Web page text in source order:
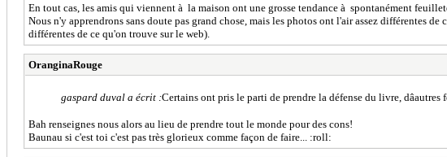
En tout cas, les amis qui viennent à la maison ont une grosse tendance à spontanément
Nous n'y apprendrons sans doute pas grand chose, mais les photos ont l'air assez différentes
différentes de ce qu'on trouve sur le web).
OranginaRouge
gaspard duval a écrit :Certains ont pris le parti de prendre la défense du livre,
Bah renseignes nous alors au lieu de prendre tout le monde pour des cons!
Baunau si c'est toi c'est pas très glorieux comme façon de faire... :roll: